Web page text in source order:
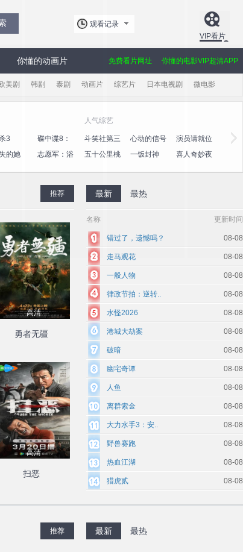
观看记录
VIP看片
你懂的动画片 你懂的电影VIP超清APP
免费看片网址
美剧 韩剧 泰剧 动画片 综艺片 日本电视剧 微电影
3
碟中谍8：
最终清算
的她
志愿军：浴
人气综艺
斗笑社第三
季
心动的信号
第八季
演员请就位
第三季
五十公里桃
一饭封神
喜人奇妙夜
推荐
高清
勇者无疆
高清
扫恶
最新 最热
名称 更新时间
08-08
错过了，遗憾吗？
08-08
走马观花
08-08
一般人物
08-08
律政节拍：逆转..
08-08
水怪2026
08-08
港城大劫案
08-08
破暗
08-08
幽宅奇谭
08-08
人鱼
08-08
离群索金
08-08
大力水手3：安..
08-08
野兽赛跑
08-08
热血江湖
08-08
猎虎贰
推荐 最新 最热